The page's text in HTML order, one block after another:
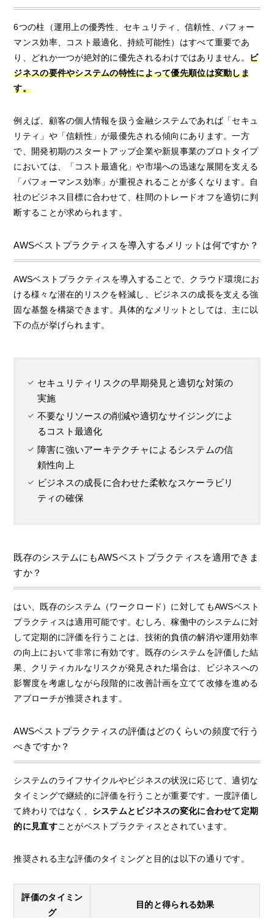
6つの柱（運用上の優秀性、セキュリティ、信頼性、パフォー
マンス効率、コスト最適化、持続可能性）はすべて重要であ
り、どれか一つが絶対的に優先されるわけではありません。 ビ
ジネスの要件やシステムの特性によって優先順位は変動しま
す。
例えば、顧客の個人情報を扱う金融システムであれば「セキュ
リティ」や「信頼性」が最優先される傾向にあります。一方
で、開発初期のスタートアップ企業や新規事業のプロトタイプ
においては、「コスト最適化」や市場への迅速な展開を支える
「パフォーマンス効率」が重視されることが多くなります。自
社のビジネス目標に合わせて、柱間のトレードオフを適切に判
断することが求められます。
AWSベストプラクティスを導入するメリットは何ですか？
AWSベストプラクティスを導入することで、クラウド環境にお
ける様々な潜在的リスクを軽減し、ビジネスの成長を支える強
固な基盤を構築できます。具体的なメリットとしては、主に以
下の点が挙げられます。
セキュリティリスクの早期発見と適切な対策の
実施
不要なリソースの削減や適切なサイジングによ
るコスト最適化
障害に強いアーキテクチャによるシステムの信
頼性向上
ビジネスの成長に合わせた柔軟なスケーラビリ
ティの確保
既存のシステムにもAWSベストプラクティスを適用できま
すか？
はい、既存のシステム（ワークロード）に対してもAWSベスト
プラクティスは適用可能です。むしろ、稼働中のシステムに対
して定期的に評価を行うことは、技術的負債の解消や運用効率
の向上において非常に有効です。既存のシステムを評価した結
果、クリティカルなリスクが発見された場合は、ビジネスへの
影響度を考慮しながら段階的に改善計画を立てて改修を進める
アプローチが推奨されます。
AWSベストプラクティスの評価はどのくらいの頻度で行う
べきですか？
システムのライフサイクルやビジネスの状況に応じて、適切な
タイミングで継続的に評価を行うことが重要です。一度評価し
て終わりではなく、 システムとビジネスの変化に合わせて定期
的に見直すことがベストプラクティスとされています。
推奨される主な評価のタイミングと目的は以下の通りです。
評価のタイミン
グ
目的と得られる効果